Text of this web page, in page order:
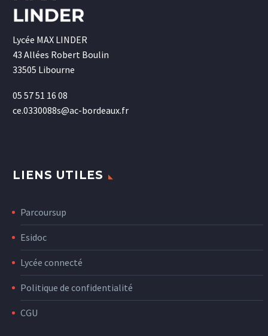
Lycée MAX LINDER
43 Allées Robert Boulin
33505 Libourne
05 57 51 16 08
ce.0330088s@ac-bordeaux.fr
LIENS UTILES
Parcoursup
Esidoc
Lycée connecté
Politique de confidentialité
CGU